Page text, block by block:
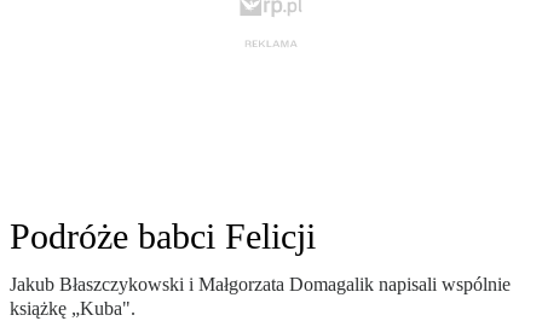
Podróże babci Felicji
Jakub Błaszczykowski i Małgorzata Domagalik napisali wspólnie
książkę „Kuba".